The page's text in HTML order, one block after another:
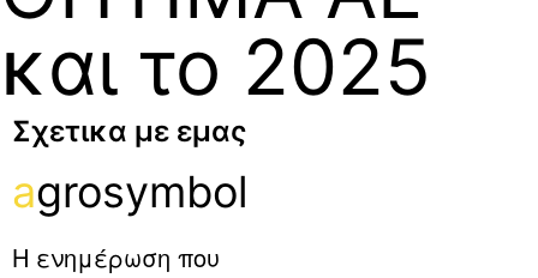
και το 2025
Σχετικα με εμας
agrosymbol
Η ενημέρωση που